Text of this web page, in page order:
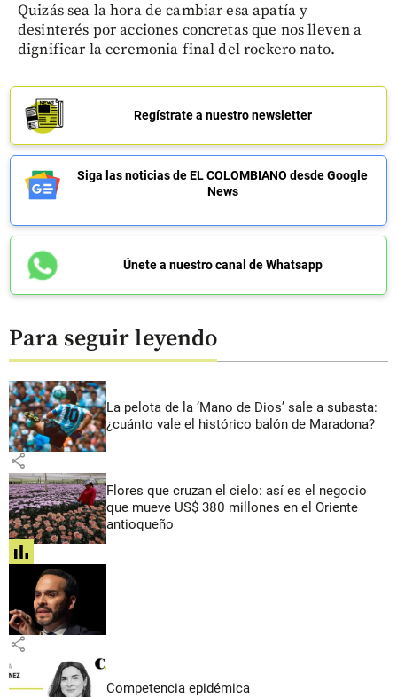
Quizás sea la hora de cambiar esa apatía y
desinterés por acciones concretas que nos lleven a
dignificar la ceremonia final del rockero nato.
Regístrate a nuestro newsletter
Siga las noticias de EL COLOMBIANO desde Google
News
Únete a nuestro canal de Whatsapp
Para seguir leyendo
La pelota de la ‘Mano de Dios’ sale a subasta:
¿cuánto vale el histórico balón de Maradona?
share
Flores que cruzan el cielo: así es el negocio
que mueve US$ 380 millones en el Oriente
antioqueño
share
share
Competencia epidémica